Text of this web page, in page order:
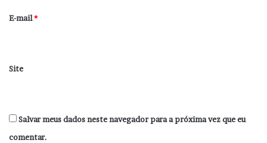
*
E-mail*
Site
Salvar meus dados neste navegador para a próxima vez que eu
comentar.